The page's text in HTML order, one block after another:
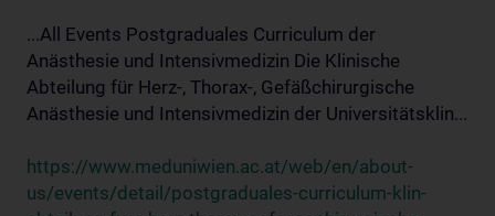
...All Events Postgraduales Curriculum der
Anästhesie und Intensivmedizin Die Klinische
Abteilung für Herz-, Thorax-, Gefäßchirurgische
Anästhesie und Intensivmedizin der Universitätsklin...
https://www.meduniwien.ac.at/web/en/about-
us/events/detail/postgraduales-curriculum-klin-